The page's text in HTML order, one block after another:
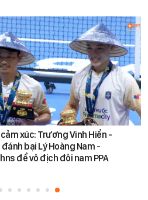
xúc: Trương Vinh Hiển -
bại Lý Hoàng Nam -
để vô địch đôi nam PPA